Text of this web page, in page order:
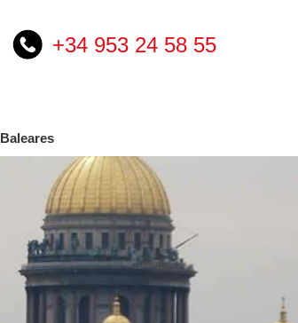
+34 953 24 58 55
Baleares